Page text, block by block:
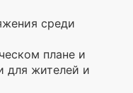
среди
плане и
для жителей и